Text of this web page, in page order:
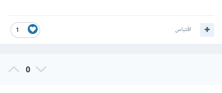
1 اقتباس
0